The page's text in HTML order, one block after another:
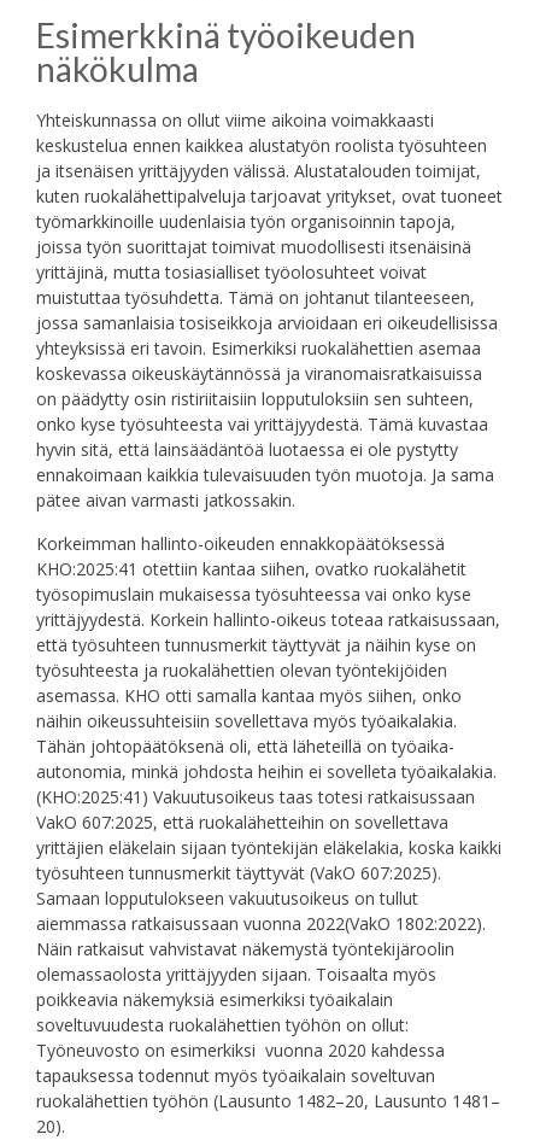
Esimerkkinä työoikeuden
näkökulma
Yhteiskunnassa on ollut viime aikoina voimakkaasti
keskustelua ennen kaikkea alustatyön roolista työsuhteen
ja itsenäisen yrittäjyyden välissä. Alustatalouden toimijat,
kuten ruokalähettipalveluja tarjoavat yritykset, ovat tuoneet
työmarkkinoille uudenlaisia työn organisoinnin tapoja,
joissa työn suorittajat toimivat muodollisesti itsenäisinä
yrittäjinä, mutta tosiasialliset työolosuhteet voivat
muistuttaa työsuhdetta. Tämä on johtanut tilanteeseen,
jossa samanlaisia tosiseikkoja arvioidaan eri oikeudellisissa
yhteyksissä eri tavoin. Esimerkiksi ruokalähettien asemaa
koskevassa oikeuskäytännössä ja viranomaisratkaisuissa
on päädytty osin ristiriitaisiin lopputuloksiin sen suhteen,
onko kyse työsuhteesta vai yrittäjyydestä. Tämä kuvastaa
hyvin sitä, että lainsäädäntöä luotaessa ei ole pystytty
ennakoimaan kaikkia tulevaisuuden työn muotoja. Ja sama
pätee aivan varmasti jatkossakin.
Korkeimman hallinto-oikeuden ennakkopäätöksessä
KHO:2025:41 otettiin kantaa siihen, ovatko ruokalähetit
työsopimuslain mukaisessa työsuhteessa vai onko kyse
yrittäjyydestä. Korkein hallinto-oikeus toteaa ratkaisussaan,
että työsuhteen tunnusmerkit täyttyvät ja näihin kyse on
työsuhteesta ja ruokalähettien olevan työntekijöiden
asemassa. KHO otti samalla kantaa myös siihen, onko
näihin oikeussuhteisiin sovellettava myös työaikalakia.
Tähän johtopäätöksenä oli, että läheteillä on työaika-
autonomia, minkä johdosta heihin ei sovelleta työaikalakia.
(KHO:2025:41) Vakuutusoikeus taas totesi ratkaisussaan
VakO 607:2025, että ruokalähetteihin on sovellettava
yrittäjien eläkelain sijaan työntekijän eläkelakia, koska kaikki
työsuhteen tunnusmerkit täyttyvät (VakO 607:2025).
Samaan lopputulokseen vakuutusoikeus on tullut
aiemmassa ratkaisussaan vuonna 2022(VakO 1802:2022).
Näin ratkaisut vahvistavat näkemystä työntekijäroolin
olemassaolosta yrittäjyyden sijaan. Toisaalta myös
poikkeavia näkemyksiä esimerkiksi työaikalain
soveltuvuudesta ruokalähettien työhön on ollut:
Työneuvosto on esimerkiksi vuonna 2020 kahdessa
tapauksessa todennut myös työaikalain soveltuvan
ruokalähettien työhön (Lausunto 1482–20, Lausunto 1481–
20).